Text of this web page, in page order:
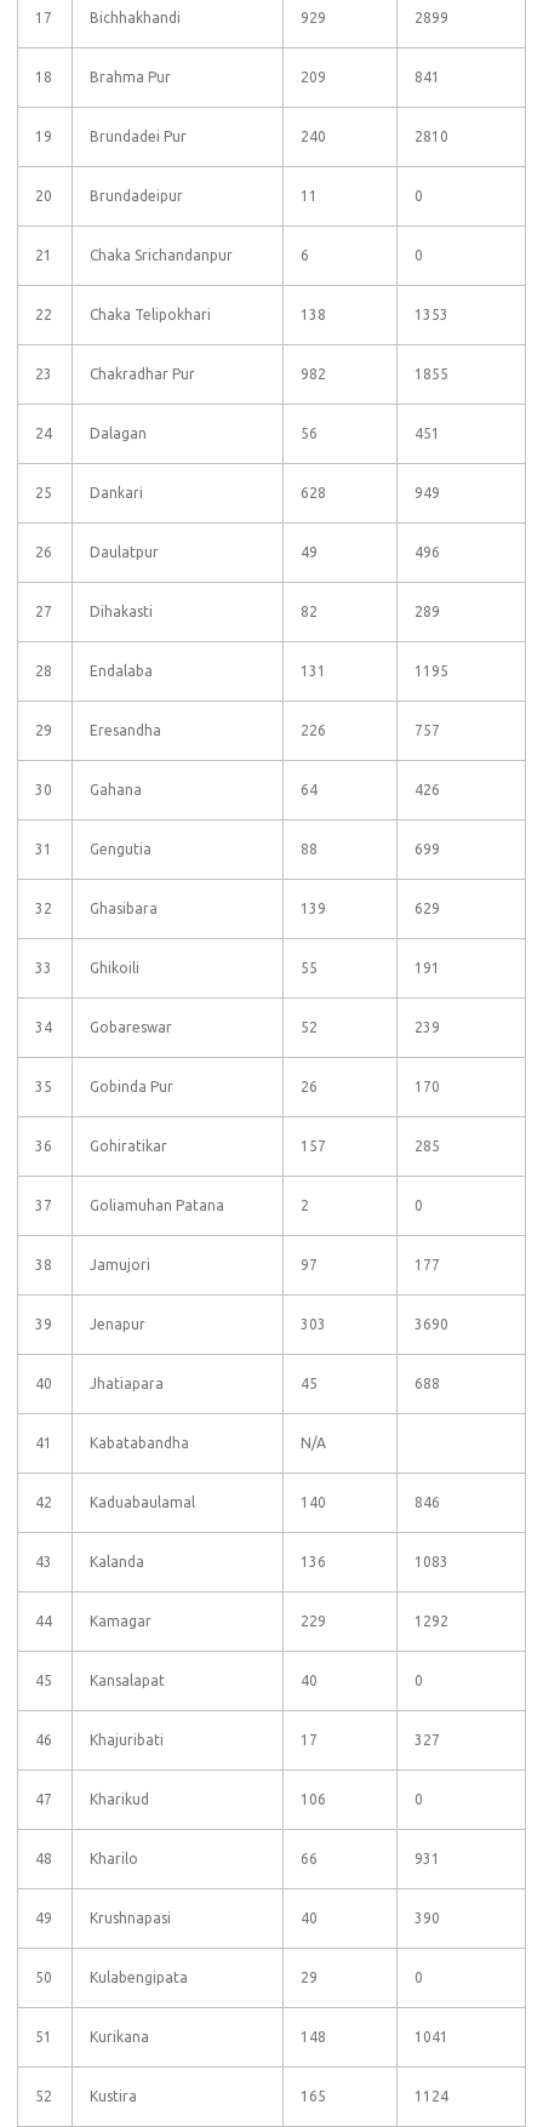
17 Bichhakhandi 929 2899
18 Brahma Pur 209 841
19 Brundadei Pur 240 2810
20 Brundadeipur 11 0
21 Chaka Srichandanpur 6 0
22 Chaka Telipokhari 138 1353
23 Chakradhar Pur 982 1855
24 Dalagan 56 451
25 Dankari 628 949
26 Daulatpur 49 496
27 Dihakasti 82 289
28 Endalaba 131 1195
29 Eresandha 226 757
30 Gahana 64 426
31 Gengutia 88 699
32 Ghasibara 139 629
33 Ghikoili 55 191
34 Gobareswar 52 239
35 Gobinda Pur 26 170
36 Gohiratikar 157 285
37 Goliamuhan Patana 2 0
38 Jamujori 97 177
39 Jenapur 303 3690
40 Jhatiapara 45 688
41 Kabatabandha N/A
42 Kaduabaulamal 140 846
43 Kalanda 136 1083
44 Kamagar 229 1292
45 Kansalapat 40 0
46 Khajuribati 17 327
47 Kharikud 106 0
48 Kharilo 66 931
49 Krushnapasi 40 390
50 Kulabengipata 29 0
51 Kurikana 148 1041
52 Kustira 165 1124